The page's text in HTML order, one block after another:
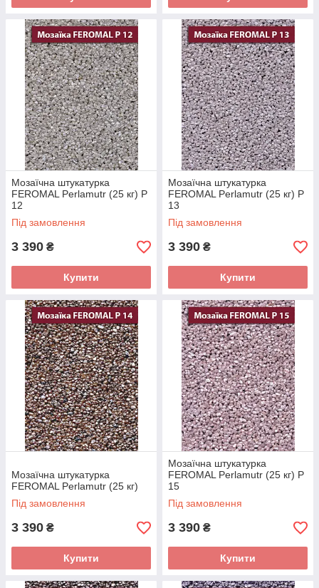
Мозаїчна штукатурка
FEROMAL Perlamutr (25 кг) P
12
Під замовлення
3 390 ₴
Купити
Мозаїчна штукатурка
FEROMAL Perlamutr (25 кг) P
13
Під замовлення
3 390 ₴
Купити
Мозаїчна штукатурка
FEROMAL Perlamutr (25 кг)
Під замовлення
3 390 ₴
Купити
Мозаїчна штукатурка
FEROMAL Perlamutr (25 кг) P
15
Під замовлення
3 390 ₴
Купити